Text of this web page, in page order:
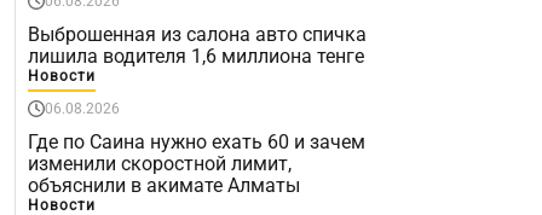
Выброшенная из салона авто спичка
лишила водителя 1,6 миллиона тенге
Новости
06.08.2026
Где по Саина нужно ехать 60 и зачем
изменили скоростной лимит,
объяснили в акимате Алматы
Новости